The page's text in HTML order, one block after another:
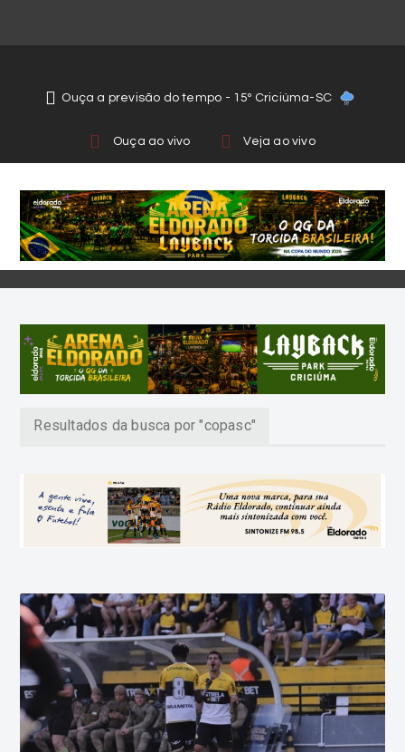
Ouça a previsão do tempo - 15º Criciúma-SC
Ouça ao vivo Veja ao vivo
Resultados da busca por "copasc"